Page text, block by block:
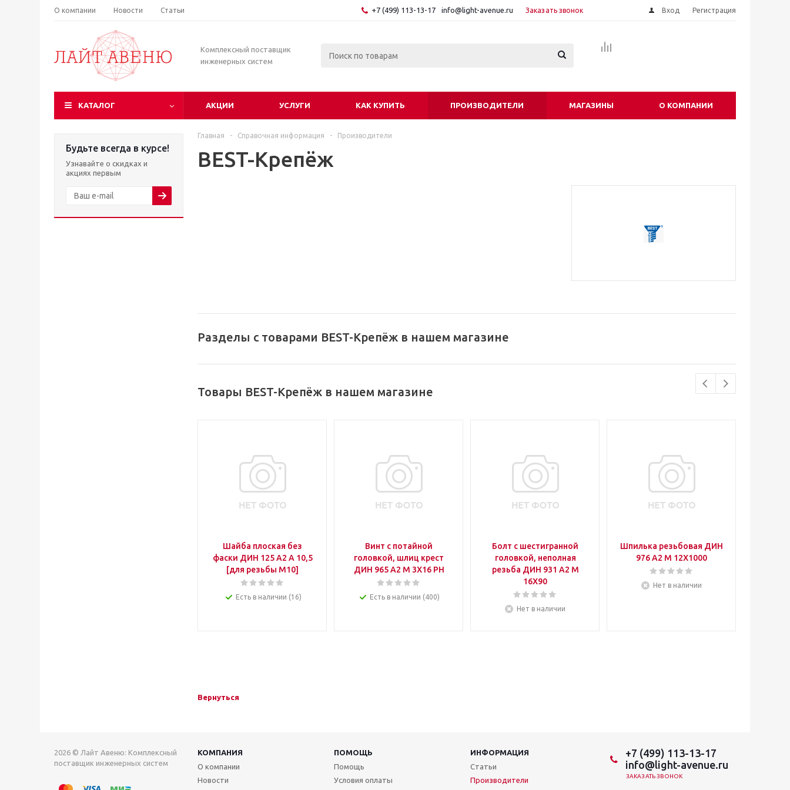
О компании Новости Статьи +7 (499) 113-13-17 info@light-avenue.ru Заказать звонок Вход Регистрация
Комплексный поставщик
инженерных систем
КАТАЛОГ АКЦИИ УСЛУГИ КАК КУПИТЬ ПРОИЗВОДИТЕЛИ МАГАЗИНЫ О КОМПАНИИ
Будьте всегда в курсе!
Узнавайте о скидках и
акциях первым
Главная - Справочная информация - Производители
BEST-Крепёж
Разделы с товарами BEST-Крепёж в нашем магазине
Товары BEST-Крепёж в нашем магазине
Шайба плоская без
фаски ДИН 125 А2 A 10,5
[для резьбы M10]
Есть в наличии (16)
Винт с потайной
головкой, шлиц крест
ДИН 965 А2 M 3X16 PH
Есть в наличии (400)
Болт с шестигранной
головкой, неполная
резьба ДИН 931 А2 M
16X90
Нет в наличии
Шпилька резьбовая ДИН
976 А2 M 12X1000
Нет в наличии
Вернуться
2026 © Лайт Авеню: Комплексный
поставщик инженерных систем
КОМПАНИЯ ПОМОЩЬ
ИНФОРМАЦИЯ
О компании
Новости
Помощь
Условия оплаты
Статьи
Производители
+7 (499) 113-13-17
info@light-avenue.ru
ЗАКАЗАТЬ ЗВОНОК